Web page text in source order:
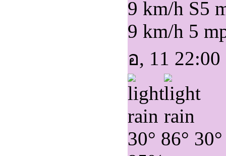
9 km/h S5
9 km/h 5
อ, 11 22:00
30° 86° 30°